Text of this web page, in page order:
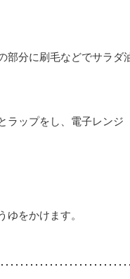
分に刷毛などでサラダ
ラップをし、電子レンジ
をかけます。